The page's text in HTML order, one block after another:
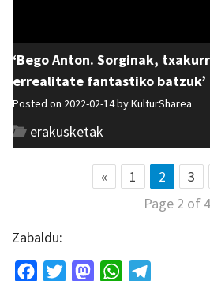
‘Bego Anton. Sorginak,
errealitate fantastiko batzuk’
Posted on 2022-02-14 byKulturSharea
erakusketak
« 1 2 3
Page 2 of 4
Zabaldu:
FacebookTwitterMastodonWhatsApp